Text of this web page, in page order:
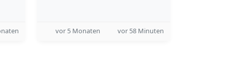
vor 5 Monaten vor 58 Minuten